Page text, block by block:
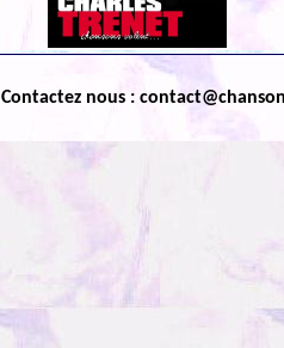
Contactez nous :